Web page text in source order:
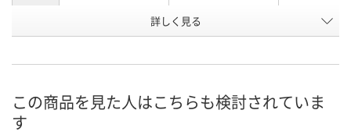
JX84426 JX84428
8月21日（金）まで
詳しく見る
この商品を見た人はこちらも検討されていま
す